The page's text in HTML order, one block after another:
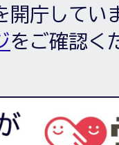
開庁してい
をご確認く